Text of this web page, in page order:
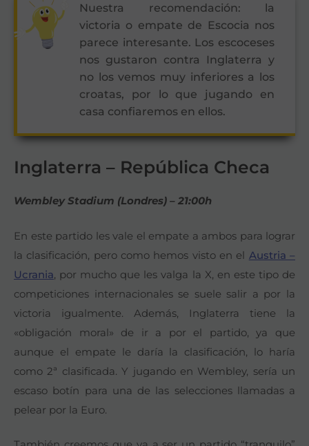
Nuestra recomendación: la
victoria o empate de Escocia nos
parece interesante. Los escoceses
nos gustaron contra Inglaterra y
no los vemos muy inferiores a los
croatas, por lo que jugando en
casa confiaremos en ellos.
Inglaterra – República Checa
Wembley Stadium (Londres) – 21:00h
En este partido les vale el empate a ambos para lograr
la clasificación, pero como hemos visto en el Austria –
Ucrania, por mucho que les valga la X, en este tipo de
competiciones internacionales se suele salir a por la
victoria igualmente. Además, Inglaterra tiene la
«obligación moral» de ir a por el partido, ya que
aunque el empate le daría la clasificación, lo haría
como 2ª clasificada. Y jugando en Wembley, sería un
escaso botín para una de las selecciones llamadas a
pelear por la Euro.